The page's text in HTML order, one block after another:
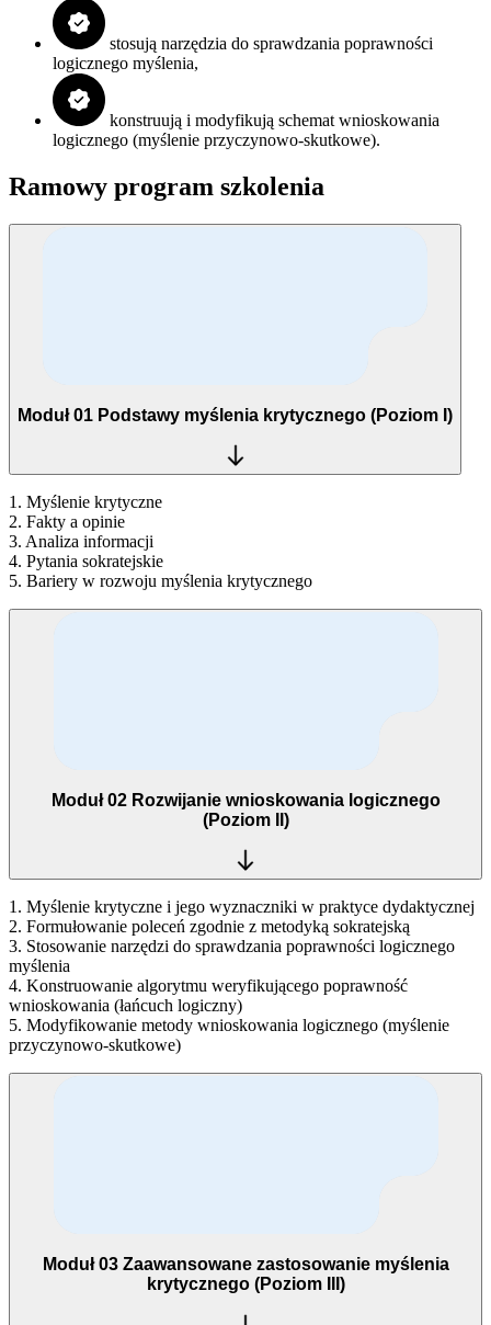
stosują narzędzia do sprawdzania poprawności
logicznego myślenia,
konstruują i modyfikują schemat wnioskowania
logicznego (myślenie przyczynowo‑skutkowe).
Ramowy program szkolenia
Moduł 01 Podstawy myślenia krytycznego (Poziom I)
1. Myślenie krytyczne
2. Fakty a opinie
3. Analiza informacji
4. Pytania sokratejskie
5. Bariery w rozwoju myślenia krytycznego
Moduł 02 Rozwijanie wnioskowania logicznego
(Poziom II)
1. Myślenie krytyczne i jego wyznaczniki w praktyce dydaktycznej
2. Formułowanie poleceń zgodnie z metodyką sokratejską
3. Stosowanie narzędzi do sprawdzania poprawności logicznego
myślenia
4. Konstruowanie algorytmu weryfikującego poprawność
wnioskowania (łańcuch logiczny)
5. Modyfikowanie metody wnioskowania logicznego (myślenie
przyczynowo‑skutkowe)
Moduł 03 Zaawansowane zastosowanie myślenia
krytycznego (Poziom III)